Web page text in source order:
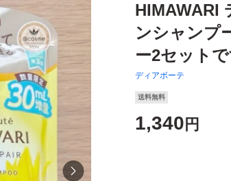
HIMAWARI
ンシャンプ
ー2セット
ディアボーテ
送料無料
1,340 円